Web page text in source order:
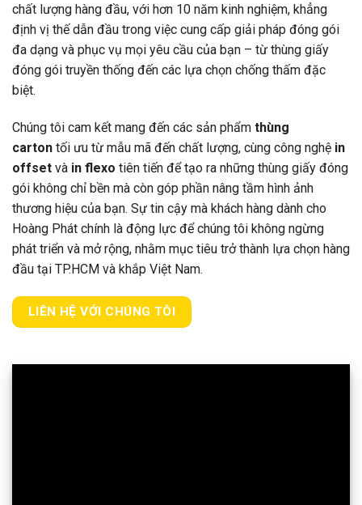
chất lượng hàng đầu, với hơn 10 năm kinh nghiệm, khẳng
định vị thế dẫn đầu trong việc cung cấp giải pháp đóng gói
đa dạng và phục vụ mọi yêu cầu của bạn – từ thùng giấy
đóng gói truyền thống đến các lựa chọn chống thấm đặc
biệt.
Chúng tôi cam kết mang đến các sản phẩm thùng
carton tối ưu từ mẫu mã đến chất lượng, cùng công nghệ in
offset và in flexo tiên tiến để tạo ra những thùng giấy đóng
gói không chỉ bền mà còn góp phần nâng tầm hình ảnh
thương hiệu của bạn. Sự tin cậy mà khách hàng dành cho
Hoàng Phát chính là động lực để chúng tôi không ngừng
phát triển và mở rộng, nhằm mục tiêu trở thành lựa chọn hàng
đầu tại TP.HCM và khắp Việt Nam.
LIÊN HỆ VỚI CHÚNG TÔI